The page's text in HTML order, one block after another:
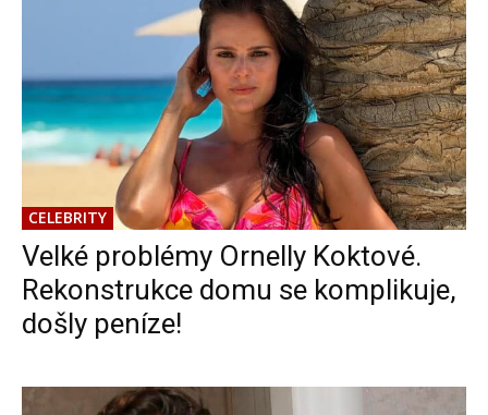
CELEBRITY
Velké problémy Ornelly Koktové.
Rekonstrukce domu se komplikuje,
došly peníze!